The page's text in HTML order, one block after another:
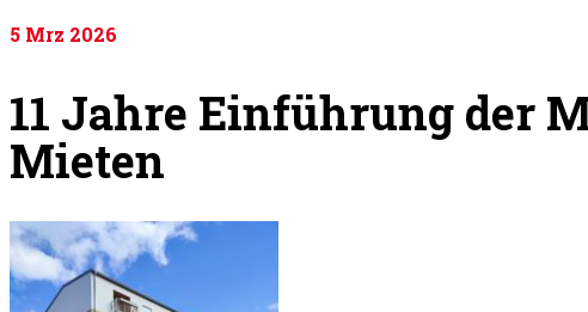
5 Mrz 2026
11 Jahre Einführung der
Mieten